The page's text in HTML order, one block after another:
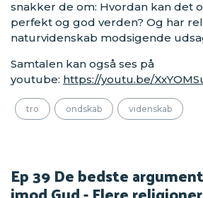
snakker de om: Hvordan kan det
perfekt og god verden? Og har
naturvidenskab modsigende
Samtalen kan også ses på
youtube: https://youtu.be/
tro ondskab videnskab
Ep 39 De bedste